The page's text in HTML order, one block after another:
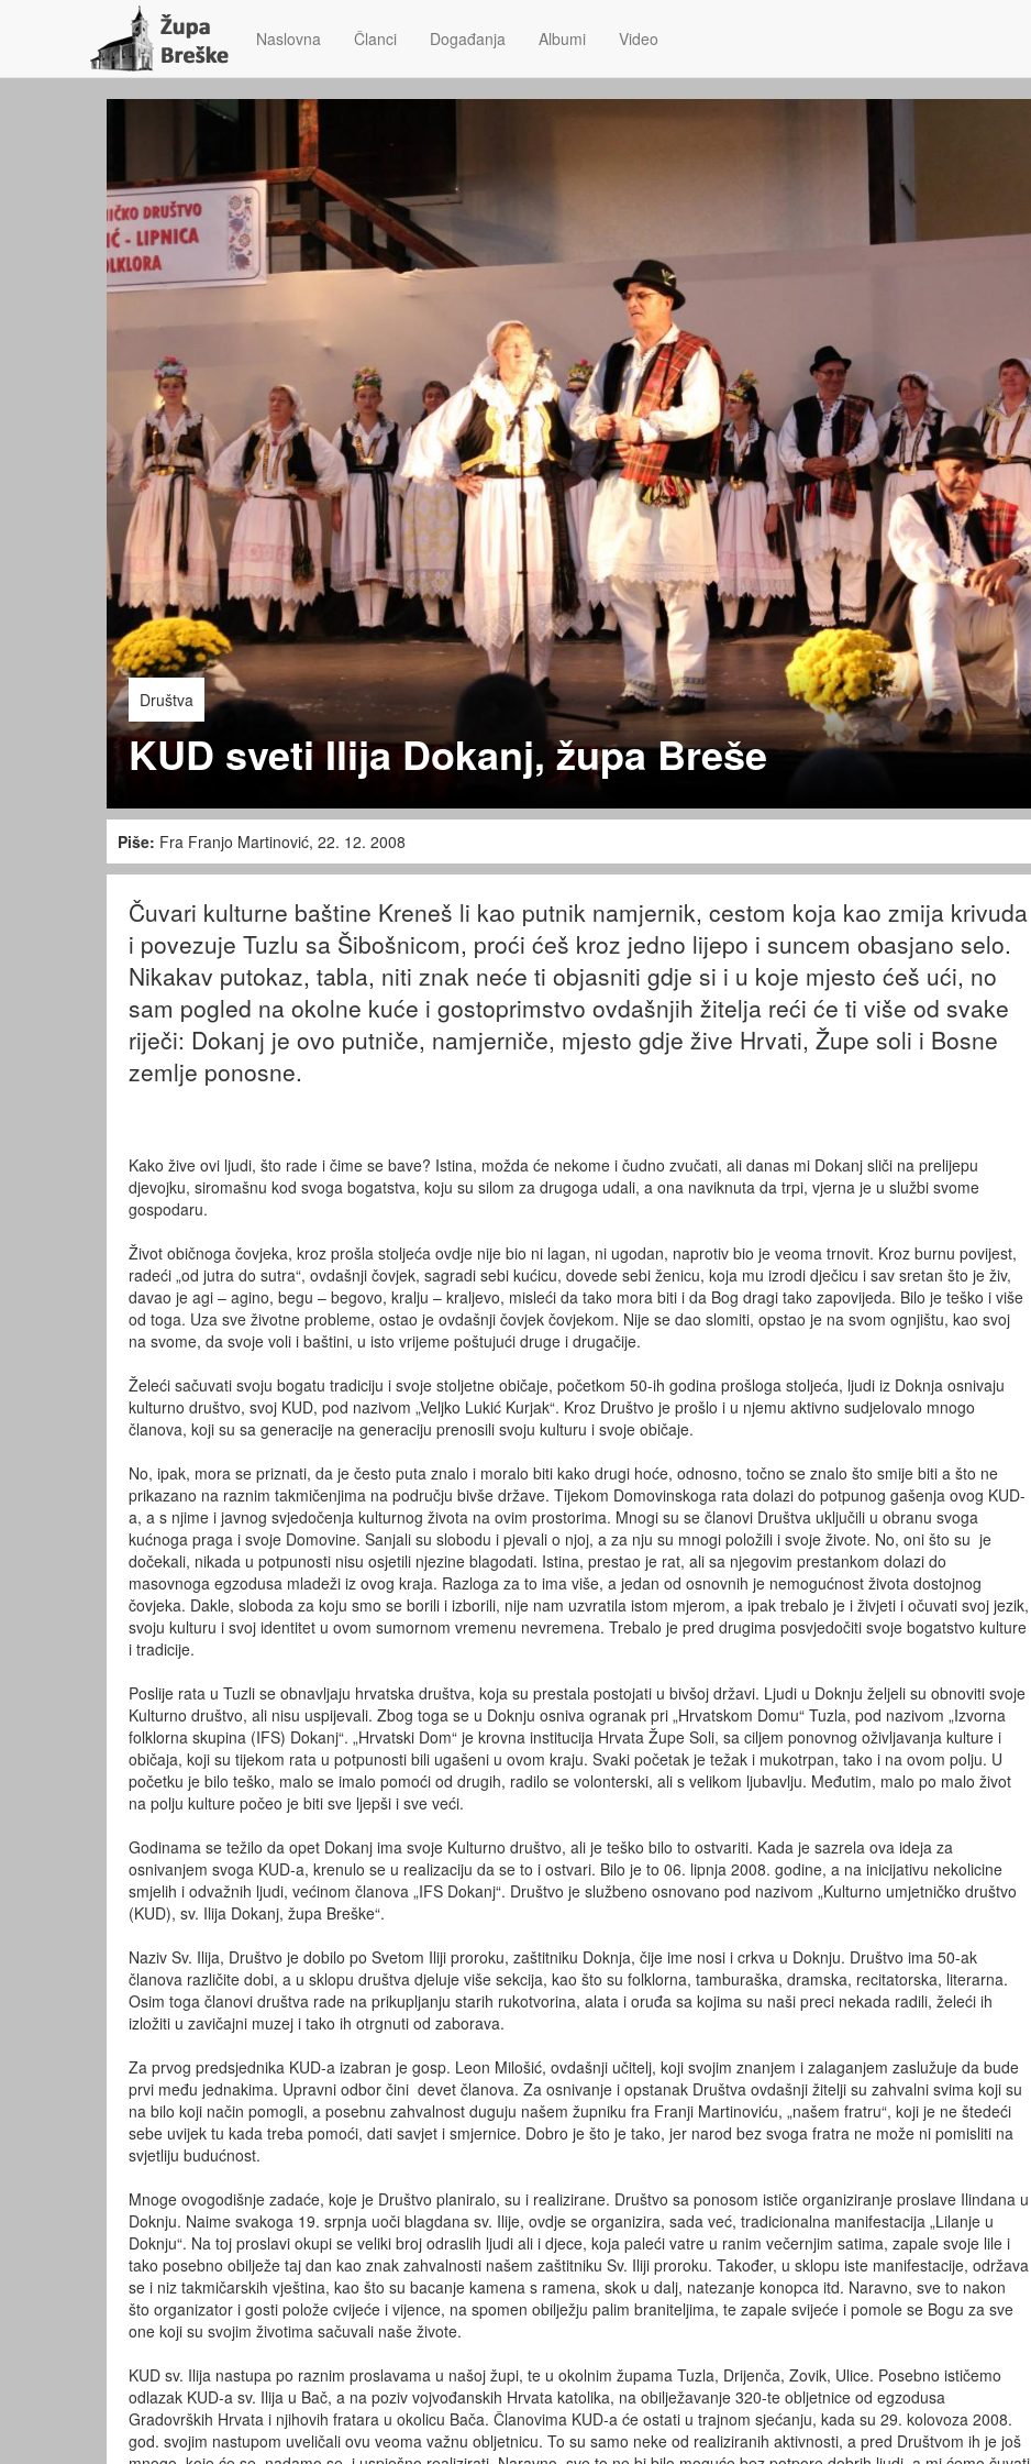
Naslovna Članci Događanja Albumi Video
Društva
KUD sveti Ilija Dokanj, župa Breše
Piše: Fra Franjo Martinović, 22. 12. 2008
Čuvari kulturne baštine Kreneš li kao putnik namjernik, cestom koja kao zmija krivuda
i povezuje Tuzlu sa Šibošnicom, proći ćeš kroz jedno lijepo i suncem obasjano selo.
Nikakav putokaz, tabla, niti znak neće ti objasniti gdje si i u koje mjesto ćeš ući, no
sam pogled na okolne kuće i gostoprimstvo ovdašnjih žitelja reći će ti više od svake
riječi: Dokanj je ovo putniče, namjerniče, mjesto gdje žive Hrvati, Župe soli i Bosne
zemlje ponosne.
Kako žive ovi ljudi, što rade i čime se bave? Istina, možda će nekome i čudno zvučati, ali danas mi Dokanj sliči na prelijepu
djevojku, siromašnu kod svoga bogatstva, koju su silom za drugoga udali, a ona naviknuta da trpi, vjerna je u službi svome
gospodaru.
Život običnoga čovjeka, kroz prošla stoljeća ovdje nije bio ni lagan, ni ugodan, naprotiv bio je veoma trnovit. Kroz burnu povijest,
radeći „od jutra do sutra“, ovdašnji čovjek, sagradi sebi kućicu, dovede sebi ženicu, koja mu izrodi dječicu i sav sretan što je živ,
davao je agi – agino, begu – begovo, kralju – kraljevo, misleći da tako mora biti i da Bog dragi tako zapovijeda. Bilo je teško i više
od toga. Uza sve životne probleme, ostao je ovdašnji čovjek čovjekom. Nije se dao slomiti, opstao je na svom ognjištu, kao svoj
na svome, da svoje voli i baštini, u isto vrijeme poštujući druge i drugačije.
Želeći sačuvati svoju bogatu tradiciju i svoje stoljetne običaje, početkom 50-ih godina prošloga stoljeća, ljudi iz Doknja osnivaju
kulturno društvo, svoj KUD, pod nazivom „Veljko Lukić Kurjak“. Kroz Društvo je prošlo i u njemu aktivno sudjelovalo mnogo
članova, koji su sa generacije na generaciju prenosili svoju kulturu i svoje običaje.
No, ipak, mora se priznati, da je često puta znalo i moralo biti kako drugi hoće, odnosno, točno se znalo što smije biti a što ne
prikazano na raznim takmičenjima na području bivše države. Tijekom Domovinskoga rata dolazi do potpunog gašenja ovog KUD-
a, a s njime i javnog svjedočenja kulturnog života na ovim prostorima. Mnogi su se članovi Društva uključili u obranu svoga
kućnoga praga i svoje Domovine. Sanjali su slobodu i pjevali o njoj, a za nju su mnogi položili i svoje živote. No, oni što su je
dočekali, nikada u potpunosti nisu osjetili njezine blagodati. Istina, prestao je rat, ali sa njegovim prestankom dolazi do
masovnoga egzodusa mladeži iz ovog kraja. Razloga za to ima više, a jedan od osnovnih je nemogućnost života dostojnog
čovjeka. Dakle, sloboda za koju smo se borili i izborili, nije nam uzvratila istom mjerom, a ipak trebalo je i živjeti i očuvati svoj jezik,
svoju kulturu i svoj identitet u ovom sumornom vremenu nevremena. Trebalo je pred drugima posvjedočiti svoje bogatstvo kulture
i tradicije.
Poslije rata u Tuzli se obnavljaju hrvatska društva, koja su prestala postojati u bivšoj državi. Ljudi u Doknju željeli su obnoviti svoje
Kulturno društvo, ali nisu uspijevali. Zbog toga se u Doknju osniva ogranak pri „Hrvatskom Domu“ Tuzla, pod nazivom „Izvorna
folklorna skupina (IFS) Dokanj“. „Hrvatski Dom“ je krovna institucija Hrvata Župe Soli, sa ciljem ponovnog oživljavanja kulture i
običaja, koji su tijekom rata u potpunosti bili ugašeni u ovom kraju. Svaki početak je težak i mukotrpan, tako i na ovom polju. U
početku je bilo teško, malo se imalo pomoći od drugih, radilo se volonterski, ali s velikom ljubavlju. Međutim, malo po malo život
na polju kulture počeo je biti sve ljepši i sve veći.
Godinama se težilo da opet Dokanj ima svoje Kulturno društvo, ali je teško bilo to ostvariti. Kada je sazrela ova ideja za
osnivanjem svoga KUD-a, krenulo se u realizaciju da se to i ostvari. Bilo je to 06. lipnja 2008. godine, a na inicijativu nekolicine
smjelih i odvažnih ljudi, većinom članova „IFS Dokanj“. Društvo je službeno osnovano pod nazivom „Kulturno umjetničko društvo
(KUD), sv. Ilija Dokanj, župa Breške“.
Naziv Sv. Ilija, Društvo je dobilo po Svetom Iliji proroku, zaštitniku Doknja, čije ime nosi i crkva u Doknju. Društvo ima 50-ak
članova različite dobi, a u sklopu društva djeluje više sekcija, kao što su folklorna, tamburaška, dramska, recitatorska, literarna.
Osim toga članovi društva rade na prikupljanju starih rukotvorina, alata i oruđa sa kojima su naši preci nekada radili, želeći ih
izložiti u zavičajni muzej i tako ih otrgnuti od zaborava.
Za prvog predsjednika KUD-a izabran je gosp. Leon Milošić, ovdašnji učitelj, koji svojim znanjem i zalaganjem zaslužuje da bude
prvi među jednakima. Upravni odbor čini devet članova. Za osnivanje i opstanak Društva ovdašnji žitelji su zahvalni svima koji su
na bilo koji način pomogli, a posebnu zahvalnost duguju našem župniku fra Franji Martinoviću, „našem fratru“, koji je ne štedeći
sebe uvijek tu kada treba pomoći, dati savjet i smjernice. Dobro je što je tako, jer narod bez svoga fratra ne može ni pomisliti na
svjetliju budućnost.
Mnoge ovogodišnje zadaće, koje je Društvo planiralo, su i realizirane. Društvo sa ponosom ističe organiziranje proslave Ilindana u
Doknju. Naime svakoga 19. srpnja uoči blagdana sv. Ilije, ovdje se organizira, sada već, tradicionalna manifestacija „Lilanje u
Doknju“. Na toj proslavi okupi se veliki broj odraslih ljudi ali i djece, koja paleći vatre u ranim večernjim satima, zapale svoje lile i
tako posebno obilježe taj dan kao znak zahvalnosti našem zaštitniku Sv. Iliji proroku. Također, u sklopu iste manifestacije, održava
se i niz takmičarskih vještina, kao što su bacanje kamena s ramena, skok u dalj, natezanje konopca itd. Naravno, sve to nakon
što organizator i gosti polože cvijeće i vijence, na spomen obilježju palim braniteljima, te zapale svijeće i pomole se Bogu za sve
one koji su svojim životima sačuvali naše živote.
KUD sv. Ilija nastupa po raznim proslavama u našoj župi, te u okolnim župama Tuzla, Drijenča, Zovik, Ulice. Posebno ističemo
odlazak KUD-a sv. Ilija u Bač, a na poziv vojvođanskih Hrvata katolika, na obilježavanje 320-te obljetnice od egzodusa
Gradovrških Hrvata i njihovih fratara u okolicu Bača. Članovima KUD-a će ostati u trajnom sjećanju, kada su 29. kolovoza 2008.
god. svojim nastupom uveličali ovu veoma važnu obljetnicu. To su samo neke od realiziranih aktivnosti, a pred Društvom ih je još